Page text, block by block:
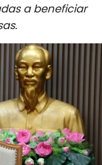
a beneficiar